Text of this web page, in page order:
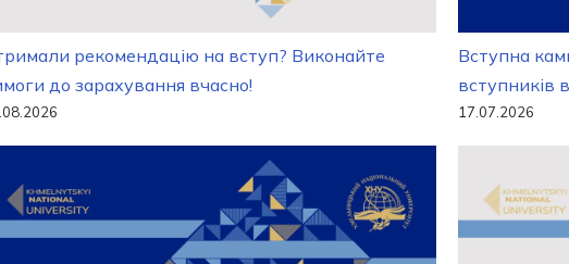
рекомендацію на вступ? Виконайте
до зарахування вчасно!
Вступна
вступників
17.07.2026